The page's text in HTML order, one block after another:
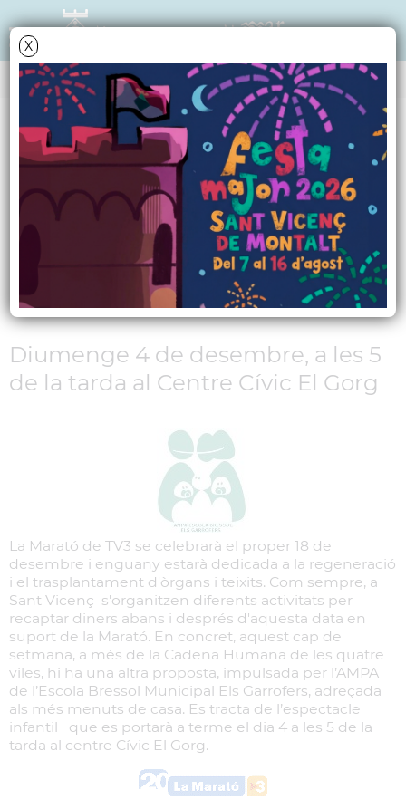
X
NOTÍCIES - ACTUALITAT
L´AMPA de l´Escola
Bressol Municipal Els
Garrofers amb la
Marató de TV3
Diumenge 4 de desembre, a les 5
de la tarda al Centre Cívic El Gorg
La Marató de TV3 se celebrarà el proper 18 de
desembre i enguany estarà dedicada a la regeneració
i el trasplantament d'òrgans i teixits. Com sempre, a
Sant Vicenç s'organitzen diferents activitats per
recaptar diners abans i després d'aquesta data en
suport de la Marató. En concret, aquest cap de
setmana, a més de la Cadena Humana de les quatre
viles, hi ha una altra proposta, impulsada per l’AMPA
de l’Escola Bressol Municipal Els Garrofers, adreçada
als més menuts de casa. Es tracta de l’espectacle
infantil que es portarà a terme el dia 4 a les 5 de la
tarda al centre Cívic El Gorg.